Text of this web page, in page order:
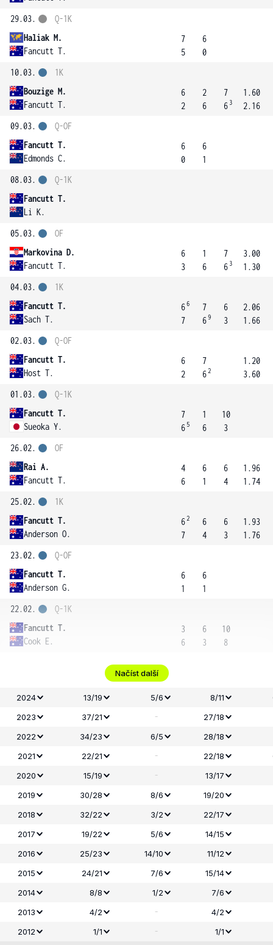
29.03.
Haliak M.
Fancutt T.
Q-1K
7
5
6
0
10.03.
Bouzige M.
Fancutt T.
1K
6
2
2
6
7
6 3
1.60
2.16
09.03.
Fancutt T.
Edmonds C.
Q-OF
6
0
6
1
08.03.
Fancutt T.
Li K.
Q-1K
05.03.
Markovina D.
Fancutt T.
OF
6
3
1
6
7
6 3
3.00
1.30
04.03.
Fancutt T.
Sach T.
1K
66
7
7
69
6
3
2.06
1.66
02.03.
Fancutt T.
Host T.
Q-OF
6
2
7
62
1.20
3.60
01.03.
Fancutt T.
Sueoka Y.
Q-1K
7
6 5
1
6
10
3
26.02.
Rai A.
Fancutt T.
OF
4
6
6
1
6
4
1.96
1.74
25.02.
Fancutt T.
Anderson O.
1K
62
7
6
4
6
3
1.93
1.76
23.02.
Fancutt T.
Anderson G.
Q-OF
6
1
6
1
22.02.
Fancutt T.
Cook E.
Q-1K
3
6
6
3
10
8
Načíst další
2024 13/19 5/6 8/11
2023
37/21 - 27/18
2022
34/23 6/5
28/18
2021
22/21 - 22/18
2020
15/19 -
13/17
2019
30/28 8/6
19/20
2018
32/22 3/2
22/17
2017
19/22 5/6
14/15
2016
25/23 14/10
11/12
2015
24/21 7/6
15/14
2014
8/8 1/2
7/6
2013
4/2 -
4/2
2012
1/1 - 1/1